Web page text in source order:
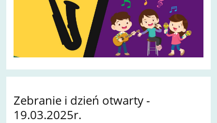
Zebranie i dzień otwarty -
19.03.2025r.